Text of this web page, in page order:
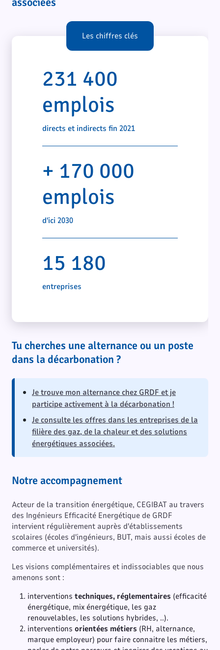
Les chiffres clés
231 400
emplois
directs et indirects fin 2021
+ 170 000
emplois
d'ici 2030
15 180
entreprises
Tu cherches une alternance ou un poste
dans la décarbonation ?
Je trouve mon alternance chez GRDF et je
participe activement à la décarbonation !
Je consulte les offres dans les entreprises de la
filière des gaz, de la chaleur et des solutions
énergétiques associées.
Notre accompagnement
Acteur de la transition énergétique, CEGIBAT au travers
des Ingénieurs Efficacité Energétique de GRDF
intervient régulièrement auprès d'établissements
scolaires (écoles d'ingénieurs, BUT, mais aussi écoles de
commerce et universités).
Les visions complémentaires et indissociables que nous
amenons sont :
interventions techniques, réglementaires (efficacité
énergétique, mix énergétique, les gaz
renouvelables, les solutions hybrides, ..).
interventions orientées métiers (RH, alternance,
marque employeur) pour faire connaitre les métiers,